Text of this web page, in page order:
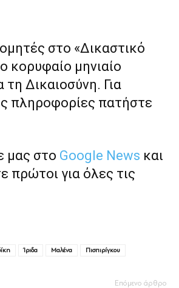
στο «Δικαστικό
κορυφαίο μηνιαίο
τη Δικαιοσύνη. Για
πληροφορίες πατήστε
μας στο Google News και
πρώτοι για όλες τις
Ίριδα Μαλένα Πισπιρίγκου
Επόμενο άρθρο